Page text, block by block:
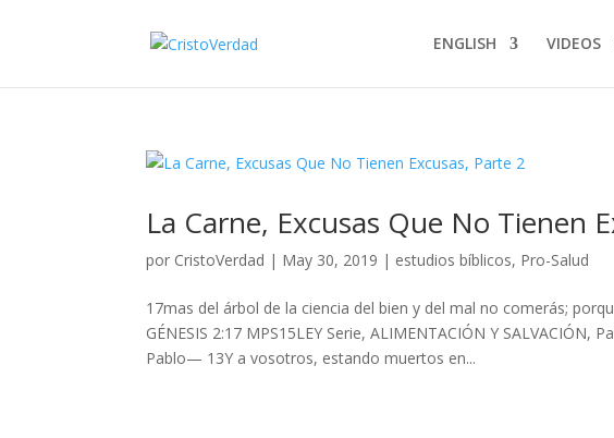
ENGLISH VIDEOS
La Carne, Excusas Que No Tienen
por CristoVerdad | May 30, 2019 | estudios bíblicos, Pro-Salud
17mas del árbol de la ciencia del bien y del mal no comerás;
GÉNESIS 2:17 MPS15LEY Serie, ALIMENTACIÓN Y
Pablo— 13Y a vosotros, estando muertos en...